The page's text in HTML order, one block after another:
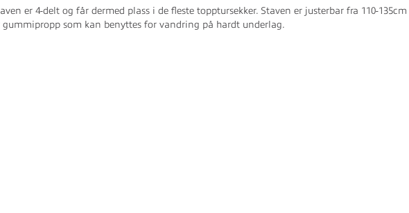
er 4-delt og får dermed plass i de fleste topptursekker. Staven er justerbar fra 110-
som kan benyttes for vandring på hardt underlag.